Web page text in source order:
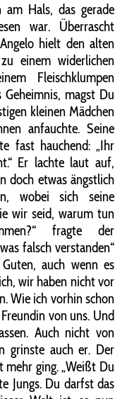
am Hals, das gerade
war. Überrascht
hielt den alten
einem widerlichen
Fleischklumpen
magst Du
kleinen Mädchen
anfauchte. Seine
fast hauchend: „Ihr
Er lachte laut auf,
doch etwas ängstlich
wobei sich seine
wir seid, warum tun
fragte der
falsch verstanden“
auch wenn es
wir haben nicht vor
Wie ich vorhin schon
von uns. Und
Auch nicht von
grinste auch er. Der
mehr ging. „Weißt Du
Jungs. Du darfst das